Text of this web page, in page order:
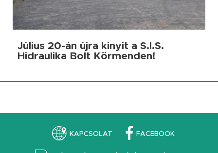
Július 20-án újra kinyit a S.I.S.
Hidraulika Bolt Körmenden!
KAPCSOLAT FACEBOOK